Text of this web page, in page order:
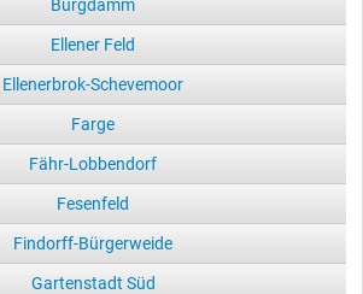
Burgdamm
Ellener Feld
Ellenerbrok-Schevemoor
Farge
Fähr-Lobbendorf
Fesenfeld
Findorff-Bürgerweide
Gartenstadt Süd